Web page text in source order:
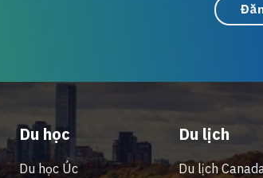
Du học
Du học Úc
Du lịch
Du lịch